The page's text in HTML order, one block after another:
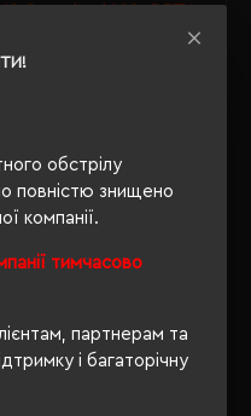
обстрілу
повністю знищено
компанії.
тимчасово
партнерам та
і багаторічну
Standard 100, PETA-